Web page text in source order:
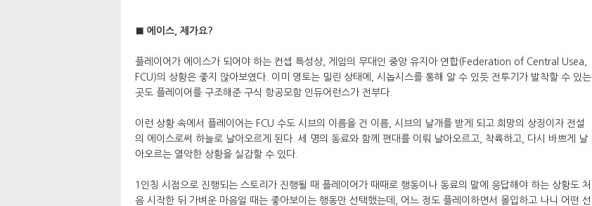
■ 에이스, 제가요?
플레이어가 에이스가 되어야 하는 컨셉 특성상, 게임의 무대인 중앙 유지아 연합(Federation of Central Usea,
FCU)의 상황은 좋지 않아보였다. 이미 영토는 밀린 상태에, 시놉시스를 통해 알 수 있듯 전투기가 발착할 수 있는
곳도 플레이어를 구조해준 구식 항공모함 인듀어런스가 전부다.
이런 상황 속에서 플레이어는 FCU 수도 시브의 이름을 건 이름, 시브의 날개를 받게 되고 희망의 상징이자 전설
의 에이스로써 하늘로 날아오르게 된다. 세 명의 동료와 함께 편대를 이뤄 날아오르고, 착륙하고, 다시 바쁘게 날
아오르는 열악한 상황을 실감할 수 있다.
1인칭 시점으로 진행되는 스토리가 진행될 때 플레이어가 때때로 행동이나 동료의 말에 응답해야 하는 상황도 처
음 시작한 뒤 가벼운 마음일 때는 좋아보이는 행동만 선택했는데, 어느 정도 플레이하면서 몰입하고 나니 어떤 선